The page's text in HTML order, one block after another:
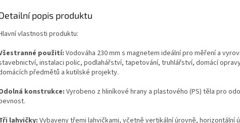
popis produktu
vlastnosti produktu:
použití: Vodováha 230 mm s magnetem ideální pro měření a
instalaci polic, podlahářství, tapetování, truhlářství, domácí
předmětů a kutilské projekty.
konstrukce: Vyrobeno z hliníkové hrany a plastového (PS) těla pro
lahvičky: Vybaveny třemi lahvičkami, včetně vertikální úrovně, horizontální